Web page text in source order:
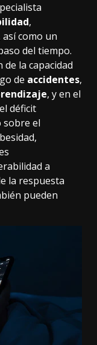
,
como un
del tiempo.
la capacidad
de accidentes,
, y en el
déficit
sobre el
a
la respuesta
pueden